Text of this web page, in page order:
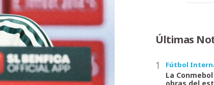
Últimas
Fútbol
La
obras del